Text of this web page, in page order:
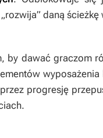
daną
by dawać graczom
progresję